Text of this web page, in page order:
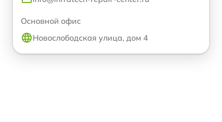
Основной офис
Новослободская улица, дом 4